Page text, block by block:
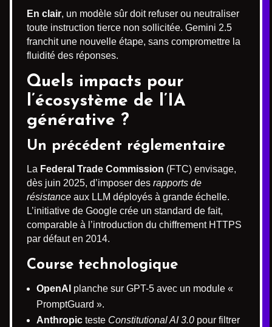
En clair, un modèle sûr doit refuser ou neutraliser
toute instruction tierce non sollicitée. Gemini 2.5
franchit une nouvelle étape, sans compromettre la
fluidité des réponses.
Quels impacts pour
l’écosystème de l’IA
générative ?
Un précédent réglementaire
La Federal Trade Commission (FTC) envisage,
dès juin 2025, d’imposer des rapports de
résistance aux LLM déployés à grande échelle.
L’initiative de Google crée un standard de fait,
comparable à l’introduction du chiffrement HTTPS
par défaut en 2014.
Course technologique
OpenAI planche sur GPT-5 avec un module «
PromptGuard ».
Anthropic teste Constitutional AI 3.0 pour filtrer